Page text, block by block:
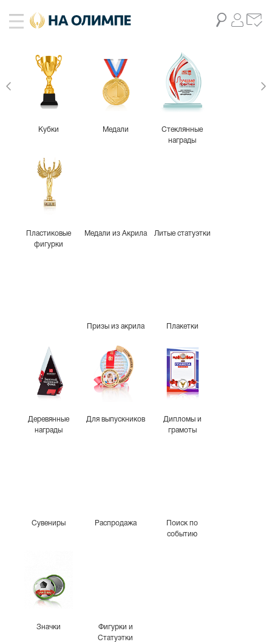
Кубки Медали
Стеклянные
награды
Пластиковые
фигурки
Медали из Акрила Литые статуэтки
Призы из акрила Плакетки
Деревянные
награды
Для выпускников
Дипломы и
грамоты
Сувениры Распродажа
Поиск по
событию
Значки
Фигурки и
Статуэтки